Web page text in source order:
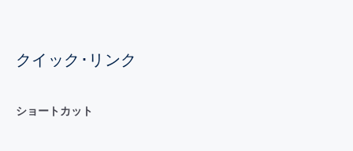
クイック･リンク
ショートカット